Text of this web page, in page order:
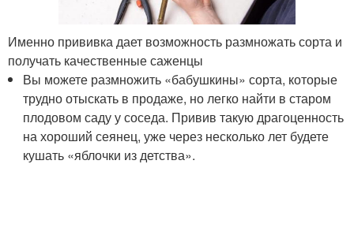
Именно прививка дает возможность размножать сорта и
получать качественные саженцы
Вы можете размножить «бабушкины» сорта, которые
трудно отыскать в продаже, но легко найти в старом
плодовом саду у соседа. Привив такую драгоценность
на хороший сеянец, уже через несколько лет будете
кушать «яблочки из детства».